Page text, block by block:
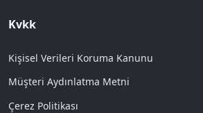
Kvkk
Kişisel Verileri Koruma Kanunu
Müşteri Aydınlatma Metni
Çerez Politikası